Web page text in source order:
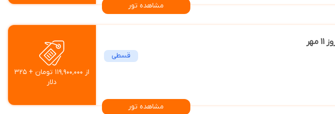
مشاهده تور
قسطی
مشاهده تور
از ۱۱۹٬۹۰۰٬۰۰۰ تومان + ۳۲۵
دلار